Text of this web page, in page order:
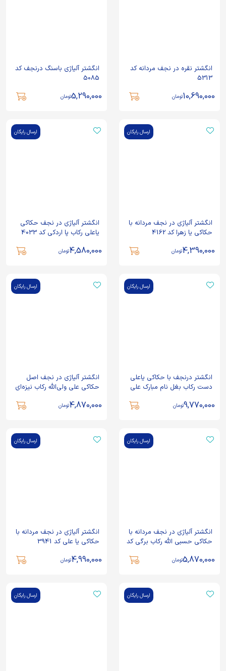
انگشتر نقره در نجف مردانه کد
5313
10,690,000تومان
انگشتر آلیاژی باسنگ درنجف کد
5085
5,290,000تومان
ارسال رایگان
انگشتر آلیاژی در نجف مردانه با
حکاکی یا زهرا کد 4162
4,390,000تومان
ارسال رایگان
انگشتر آلیاژی در نجف حکاکی
یاعلی رکاب پا اردکی کد 4033
4,580,000تومان
ارسال رایگان
انگشتر درنجف با حکاکی یاعلی
دست رکاب بغل نام مبارک علی
علی کد 8272
9,770,000تومان
ارسال رایگان
انگشتر آلیاژی در نجف اصل
حکاکی علی ولی‌الله رکاب نیزه‌ای
4,870,000تومان
ارسال رایگان
انگشتر آلیاژی در نجف مردانه با
حکاکی حسبی الله رکاب برگی کد
5,870,000تومان
ارسال رایگان
انگشتر آلیاژی در نجف مردانه با
حکاکی یا علی کد 3941
4,990,000تومان
ارسال رایگان ارسال رایگان